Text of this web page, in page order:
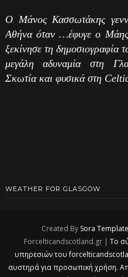
Ο Μάνος Κασσωτάκης
Αθήνα όταν …έφυγε ο
ξεκίνησε τη δημοσιογραφία
μεγάλη αδυναμία στη
Σκωτία και φυσικά στη
WEATHER FOR GLASGOW
Created By Sora
Forcelticandscotland.gr |Το
υπηρεσιών του
αυστηρά για προσωπική χρήση.